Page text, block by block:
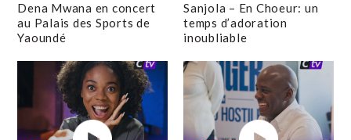
Dena Mwana en concert
au Palais des Sports de
Yaoundé
Sanjola – En Choeur: un
temps d’adoration
inoubliable